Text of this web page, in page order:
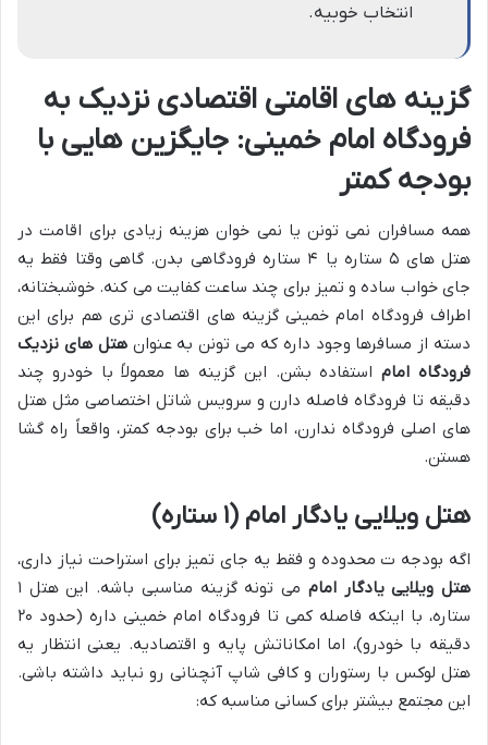
انتخاب خوبیه.
گزینه های اقامتی اقتصادی نزدیک به
فرودگاه امام خمینی: جایگزین هایی با
بودجه کمتر
همه مسافران نمی تونن یا نمی خوان هزینه زیادی برای اقامت در
هتل های ۵ ستاره یا ۴ ستاره فرودگاهی بدن. گاهی وقتا فقط یه
جای خواب ساده و تمیز برای چند ساعت کفایت می کنه. خوشبختانه،
اطراف فرودگاه امام خمینی گزینه های اقتصادی تری هم برای این
دسته از مسافرها وجود داره که می تونن به عنوانهتل های نزدیک
فرودگاه اماماستفاده بشن. این گزینه ها معمولاً با خودرو چند
دقیقه تا فرودگاه فاصله دارن و سرویس شاتل اختصاصی مثل هتل
های اصلی فرودگاه ندارن، اما خب برای بودجه کمتر، واقعاً راه گشا
هستن.
هتل ویلایی یادگار امام (۱ ستاره)
اگه بودجه ت محدوده و فقط یه جای تمیز برای استراحت نیاز داری،
هتل ویلایی یادگار امام
می تونه گزینه مناسبی باشه. این هتل ۱
ستاره، با اینکه فاصله کمی تا فرودگاه امام خمینی داره (حدود ۲۰
دقیقه با خودرو)، اما امکاناتش پایه و اقتصادیه. یعنی انتظار یه
هتل لوکس با رستوران و کافی شاپ آنچنانی رو نباید داشته باشی.
این مجتمع بیشتر برای کسانی مناسبه که: